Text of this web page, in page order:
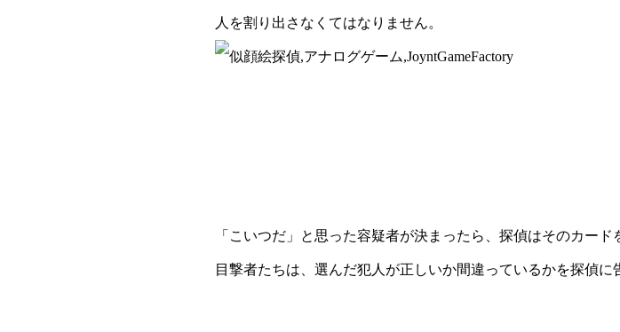
人を割り出さなくてはなりません。
「こいつだ」と思った容疑者が決まったら、探偵はそのカード
目撃者たちは、選んだ犯人が正しいか間違っているかを探偵に